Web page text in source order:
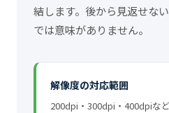
結します。後から見返せな
では意味がありません。
解像度の対応範囲
200dpi・300dpi・400dpiな